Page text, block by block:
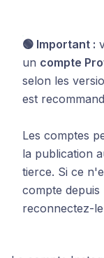
🟢 Important :
un compte
selon les
est
Les comptes
la publication
tierce. Si ce
compte
reconnectez-